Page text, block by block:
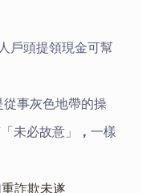
戶頭提領現金可幫
從事灰色地帶的操
未必故意」 ，一樣
詐欺未遂